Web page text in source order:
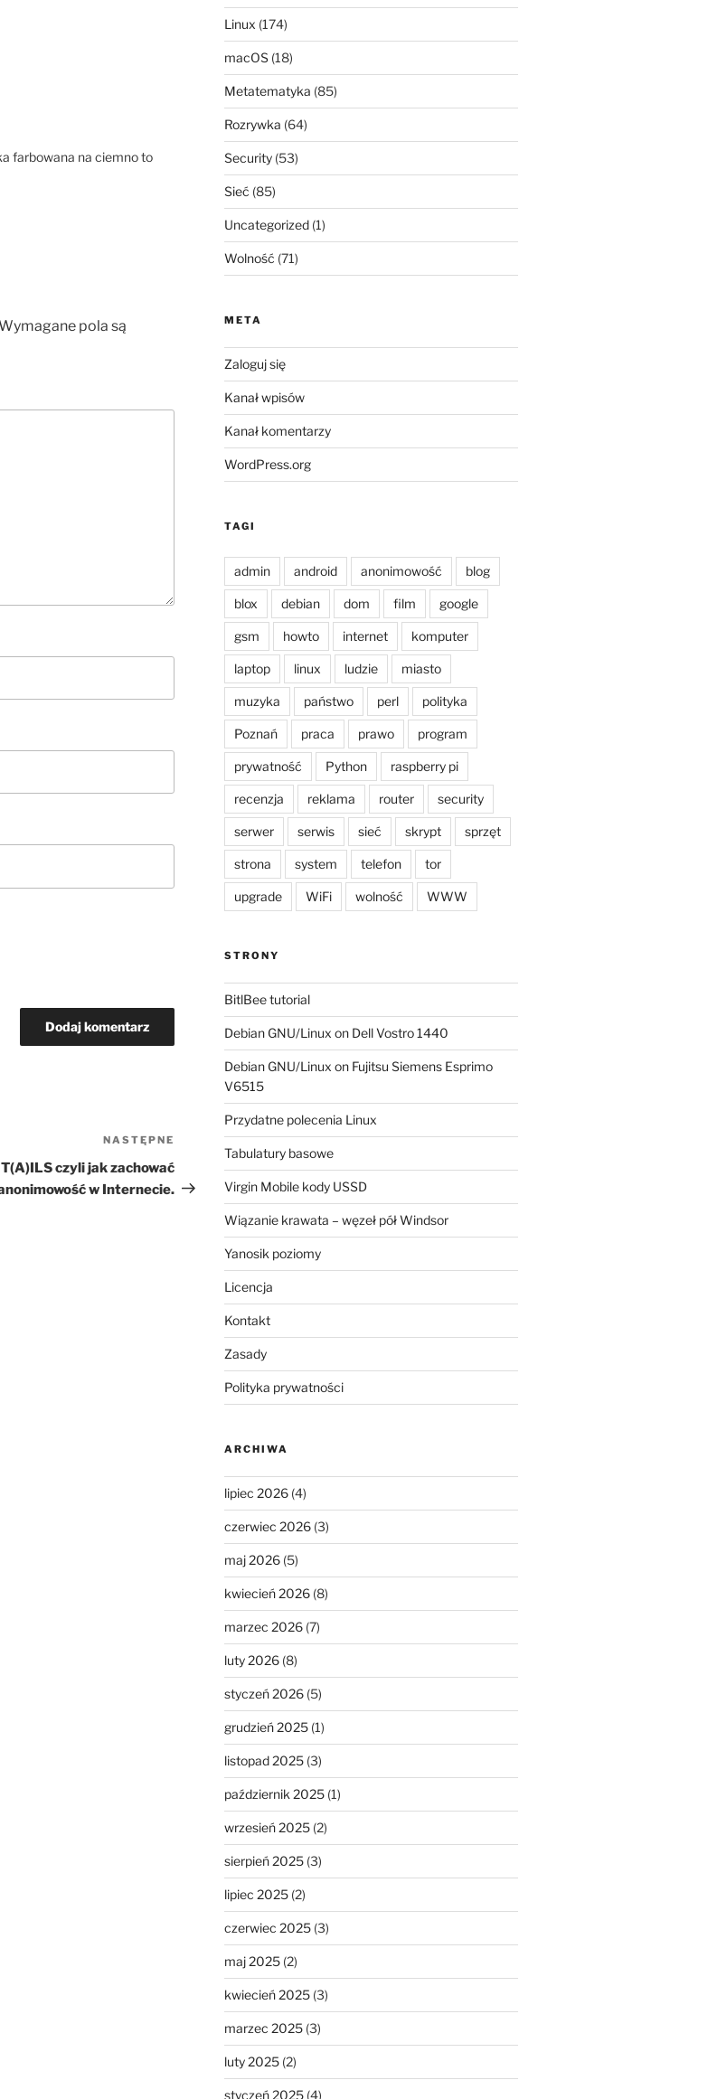
farbowana na ciemno to
pola są
Następny
wpis
NASTĘPNE
T(A)ILS czyli jak zachować
w Internecie.
Linux (174)
macOS(18)
Metatematyka (85)
Rozrywka (64)
Security(53)
Sieć (85)
Uncategorized(1)
Wolność (71)
META
Zaloguj się
Kanał wpisów
Kanał komentarzy
WordPress.org
TAGI
admin android anonimowość blog
blox debian dom film google
gsm howto internet komputer
laptop linux ludzie miasto
muzyka państwo perl polityka
Poznań praca prawo program
prywatność Python raspberry pi
recenzja reklama router security
serwer serwis sieć skrypt sprzęt
strona system telefon tor
upgrade WiFi wolność WWW
STRONY
BitlBee tutorial
Debian GNU/Linux on Dell Vostro 1440
Debian GNU/Linux on Fujitsu Siemens Esprimo
V6515
Przydatne polecenia Linux
Tabulatury basowe
Virgin Mobile kody USSD
Wiązanie krawata – węzeł pół Windsor
Yanosik poziomy
Licencja
Kontakt
Zasady
Polityka prywatności
ARCHIWA
lipiec 2026(4)
czerwiec 2026(3)
maj 2026(5)
kwiecień 2026(8)
marzec 2026(7)
luty 2026(8)
styczeń 2026(5)
grudzień 2025(1)
listopad 2025(3)
październik 2025(1)
wrzesień 2025(2)
sierpień 2025(3)
lipiec 2025(2)
czerwiec 2025(3)
maj 2025(2)
kwiecień 2025(3)
marzec 2025(3)
luty 2025(2)
styczeń 2025(4)